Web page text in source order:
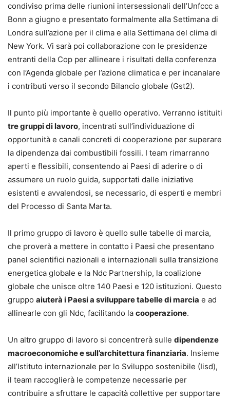
condiviso prima delle riunioni intersessionali dell’Unfccc a
Bonn a giugno e presentato formalmente alla Settimana di
Londra sull’azione per il clima e alla Settimana del clima di
New York. Vi sarà poi collaborazione con le presidenze
entranti della Cop per allineare i risultati della conferenza
con l’Agenda globale per l’azione climatica e per incanalare
i contributi verso il secondo Bilancio globale (Gst2).
Il punto più importante è quello operativo. Verranno istituiti
tre gruppi di lavoro, incentrati sull’individuazione di
opportunità e canali concreti di cooperazione per superare
la dipendenza dai combustibili fossili. I team rimarranno
aperti e flessibili, consentendo ai Paesi di aderire o di
assumere un ruolo guida, supportati dalle iniziative
esistenti e avvalendosi, se necessario, di esperti e membri
del Processo di Santa Marta.
Il primo gruppo di lavoro è quello sulle tabelle di marcia,
che proverà a mettere in contatto i Paesi che presentano
panel scientifici nazionali e internazionali sulla transizione
energetica globale e la Ndc Partnership, la coalizione
globale che unisce oltre 140 Paesi e 120 istituzioni. Questo
gruppo aiuterà i Paesi a sviluppare tabelle di marcia e ad
allinearle con gli Ndc, facilitando la cooperazione.
Un altro gruppo di lavoro si concentrerà sulle dipendenze
macroeconomiche e sull’architettura finanziaria. Insieme
all’Istituto internazionale per lo Sviluppo sostenibile (Iisd),
il team raccoglierà le competenze necessarie per
contribuire a sfruttare le capacità collettive per supportare